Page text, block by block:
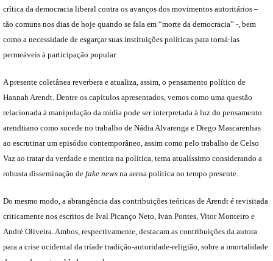
crítica da democracia liberal contra os avanços dos movimentos autoritários –
tão comuns nos dias de hoje quando se fala em “morte da democracia” -, bem
como a necessidade de esgarçar suas instituições políticas para torná-las
permeáveis à participação popular.
A presente coletânea reverbera e atualiza, assim, o pensamento político de
Hannah Arendt. Dentre os capítulos apresentados, vemos como uma questão
relacionada à manipulação da mídia pode ser interpretada à luz do pensamento
arendtiano como sucede no trabalho de Nádia Alvarenga e Diego Mascarenhas
ao escrutinar um episódio contemporâneo, assim como pelo trabalho de Celso
Vaz ao tratar da verdade e mentira na política, tema atualíssimo considerando a
robusta disseminação de fake news na arena política no tempo presente.
Do mesmo modo, a abrangência das contribuições teóricas de Arendt é revisitada
criticamente nos escritos de Ival Picanço Neto, Ivan Pontes, Vitor Monteiro e
André Oliveira. Ambos, respectivamente, destacam as contribuições da autora
para a crise ocidental da tríade tradição-autoridade-religião, sobre a imortalidade